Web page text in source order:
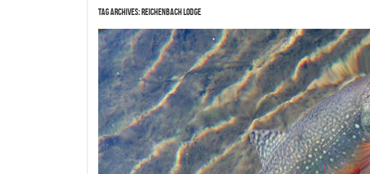
Tag Archives:Reichenbach Lodge